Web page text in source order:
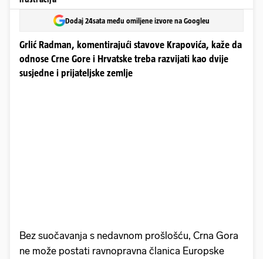
Dodaj 24sata među omiljene izvore na Googleu
Grlić Radman, komentirajući stavove Krapovića, kaže da
odnose Crne Gore i Hrvatske treba razvijati kao dvije
susjedne i prijateljske zemlje
Bez suočavanja s nedavnom prošlošću, Crna Gora
ne može postati ravnopravna članica Europske